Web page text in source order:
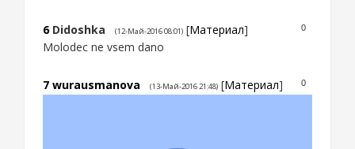
0
6 Didoshka (12-Май-2016 08:01) [Материал]
Molodec ne vsem dano
0
7 wurausmanova (13-Май-2016 21:48) [Материал]